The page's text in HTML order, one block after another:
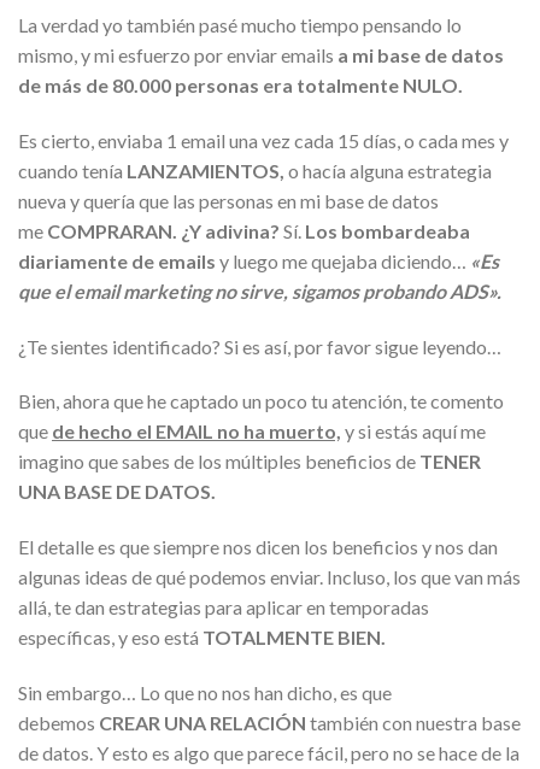
La verdad yo también pasé mucho tiempo pensando lo
mismo, y mi esfuerzo por enviar emails a mi base de datos
de más de 80.000 personas era totalmente NULO.
Es cierto, enviaba 1 email una vez cada 15 días, o cada mes y
cuando tenía LANZAMIENTOS, o hacía alguna estrategia
nueva y quería que las personas en mi base de datos
me COMPRARAN. ¿Y adivina? Sí. Los bombardeaba
diariamente de emails y luego me quejaba diciendo…
«Es
que el email marketing no sirve, sigamos probando ADS».
¿Te sientes identificado? Si es así, por favor sigue leyendo…
Bien, ahora que he captado un poco tu atención, te comento
que de hecho el EMAIL no ha muerto, y si estás aquí me
imagino que sabes de los múltiples beneficios de TENER
UNA BASE DE DATOS.
El detalle es que siempre nos dicen los beneficios y nos dan
algunas ideas de qué podemos enviar. Incluso, los que van más
allá, te dan estrategias para aplicar en temporadas
específicas, y eso está TOTALMENTE BIEN.
Sin embargo… Lo que no nos han dicho, es que
debemos CREAR UNA RELACIÓN también con nuestra base
de datos. Y esto es algo que parece fácil, pero no se hace de la